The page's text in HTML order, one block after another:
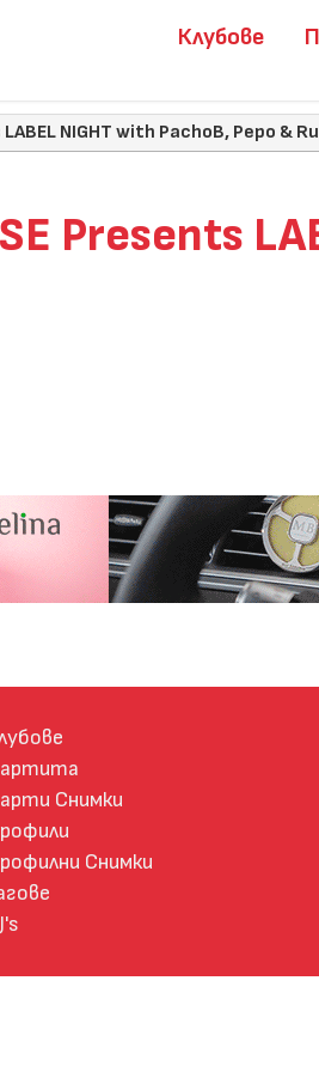
Клубове
LABEL NIGHT with PachoB, Pepo &
Presents
Снимки
Снимки